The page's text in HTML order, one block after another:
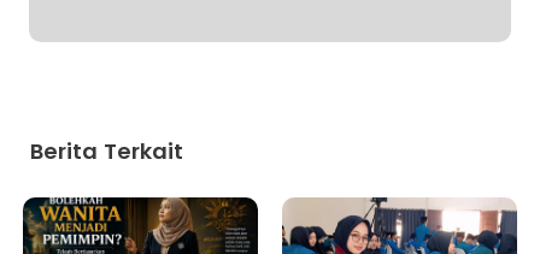
Berita Terkait